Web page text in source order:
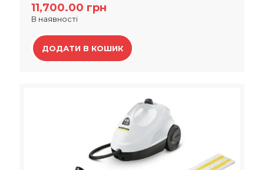
11,700.00 грн
В наявності
ДОДАТИ В КОШИК